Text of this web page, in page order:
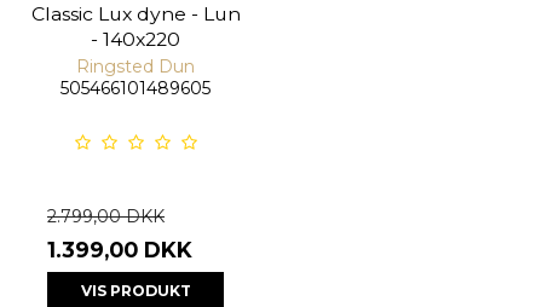
Classic Lux dyne - Lun
- 140x220
Ringsted Dun
505466101489605
2.799,00 DKK
1.399,00 DKK
VIS PRODUKT